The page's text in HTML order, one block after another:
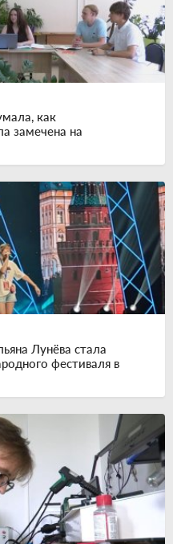
как
замечена на
Лунёва стала
фестиваля в